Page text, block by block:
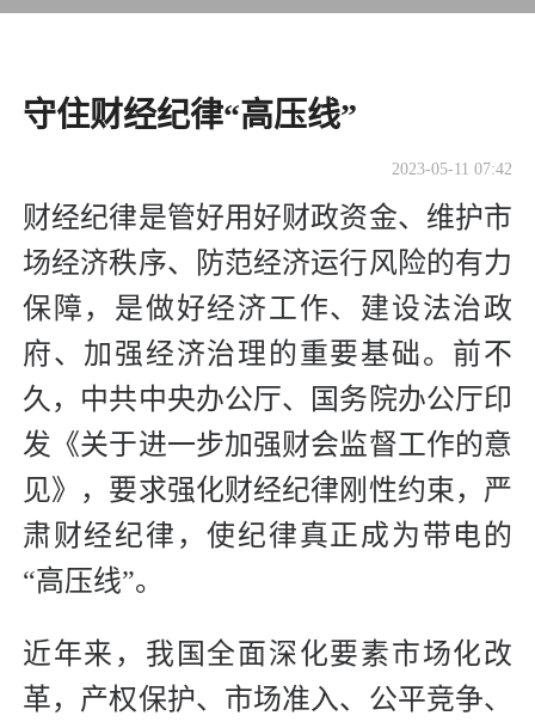
守住财经纪律“高压线”
2023-05-11 07:42
财经纪律是管好用好财政资金、维护市
场经济秩序、防范经济运行风险的有力
保障，是做好经济工作、建设法治政
府、加强经济治理的重要基础。前不
久，中共中央办公厅、国务院办公厅印
发《关于进一步加强财会监督工作的意
见》，要求强化财经纪律刚性约束，严
肃财经纪律，使纪律真正成为带电的
“高压线”。
近年来，我国全面深化要素市场化改
革，产权保护、市场准入、公平竞争、